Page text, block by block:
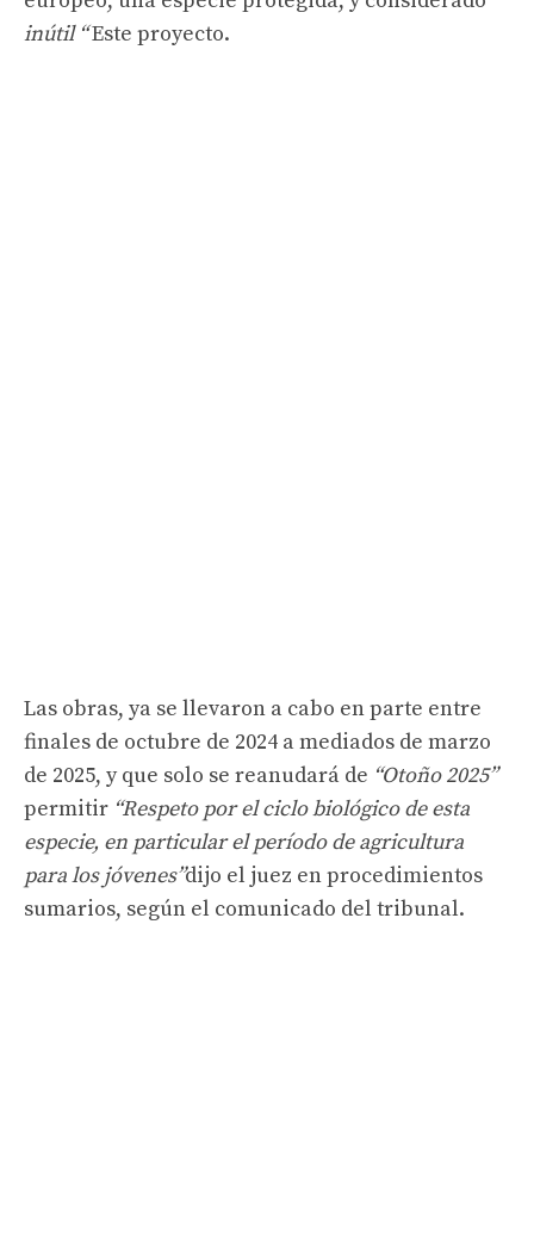
inútil “Este proyecto.
Las obras, ya se llevaron a cabo en parte entre
finales de octubre de 2024 a mediados de marzo
de 2025, y que solo se reanudará de “Otoño 2025”
permitir “Respeto por el ciclo biológico de esta
especie, en particular el período de agricultura
para los jóvenes”dijo el juez en procedimientos
sumarios, según el comunicado del tribunal.